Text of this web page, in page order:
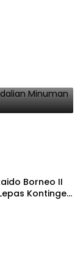
Borneo II
Kontingen